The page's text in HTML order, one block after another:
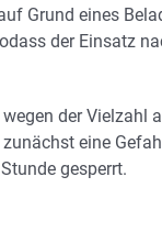
Grund eines
der Einsatz
der Vielzahl
eine
gesperrt.